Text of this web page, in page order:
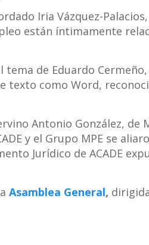
Iria Vázquez-
están íntimamente
de Eduardo
texto como Word,
Antonio González, de
y el Grupo MPE se
Jurídico de ACADE
Asamblea General,